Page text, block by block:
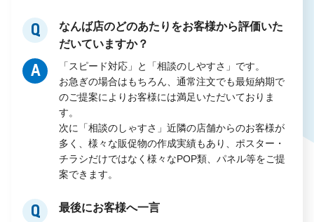
Q
なんば店のどのあたりをお客様から評価いた
だいていますか？
A
「スピード対応」と「相談のしやすさ」です。
お急ぎの場合はもちろん、通常注文でも最短納期で
のご提案によりお客様には満足いただいておりま
す。
次に「相談のしゃすさ」近隣の店舗からのお客様が
多く、様々な販促物の作成実績もあり、ポスター・
チラシだけではなく様々なPOP類、パネル等をご提
案できます。
Q 最後にお客様へ一言